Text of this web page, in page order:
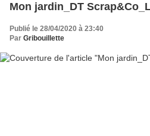
Mon jardin_DT
Publié le 28/04/2020 à 23:40
Par Gribouillette